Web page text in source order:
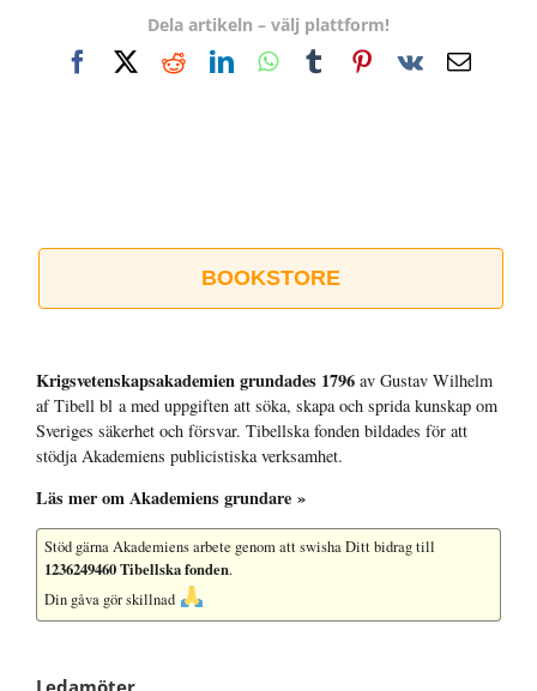
Dela artikeln – välj plattform!
FacebookRedditLinkedInWhatsApp
TumblrPinterest
Vk
E-
BOOKSTORE
Krigsvetenskap­sakademien grundades 1796 av Gustav Wilhelm
af Tibell bl a med uppgiften att söka, skapa och sprida kunskap om
Sveriges säkerhet och försvar. Tibellska fonden bildades för att
stödja Akademiens publicistiska verksamhet.
Läs mer om Akademiens grundare »
Stöd gärna Akademiens arbete genom att swisha Ditt bidrag till
1236249460 Tibellska fonden.
Din gåva gör skillnad